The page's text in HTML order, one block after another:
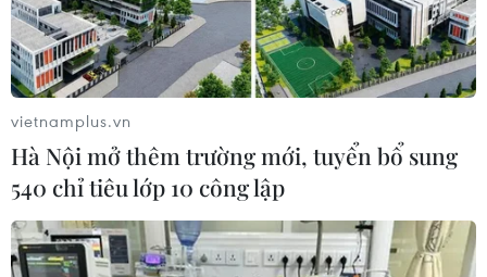
các tàu đánh bắt hải sản neo đậu dưới bến sông gần
nhà làm 11 tàu bị cháy rụi.
vietnamplus.vn
Hà Nội mở thêm trường mới, tuyển bổ sung
540 chỉ tiêu lớp 10 công lập